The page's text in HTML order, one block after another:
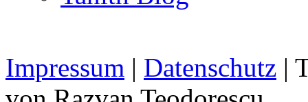
Impressum | Datenschutz |